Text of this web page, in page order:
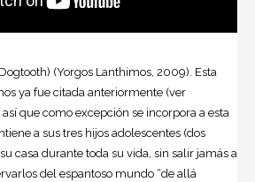
(Yorgos Lanthimos, 2009). Esta
ya fue citada anteriormente (ver
que como excepción se incorpora a esta
a sus tres hijos adolescentes (dos
casa durante toda su vida, sin salir jamás a
del espantoso mundo “de allá